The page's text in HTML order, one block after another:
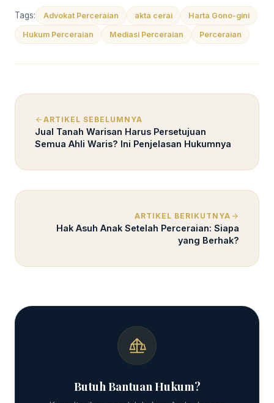
Tags: Advokat Perceraian akta cerai Harta Gono-gini
Hukum Perceraian Mediasi Perceraian Perceraian
ARTIKEL SEBELUMNYA
Jual Tanah Warisan Harus Persetujuan
Semua Ahli Waris? Ini Penjelasan Hukumnya
ARTIKEL BERIKUTNYA
Hak Asuh Anak Setelah Perceraian: Siapa
yang Berhak?
Butuh Bantuan Hukum?